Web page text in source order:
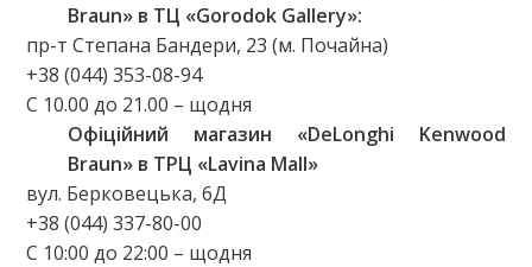
Braun» в ТЦ «Gorodok Gallery»:
пр-т Степана Бандери, 23 (м. Почайна)
+38 (044) 353-08-94
C 10.00 до 21.00 – щодня
Офіційний магазин «DeLonghi Kenwood
Braun» в ТРЦ «Lavina Mall»
вул. Берковецька, 6Д
+38 (044) 337-80-00
C 10:00 до 22:00 – щодня